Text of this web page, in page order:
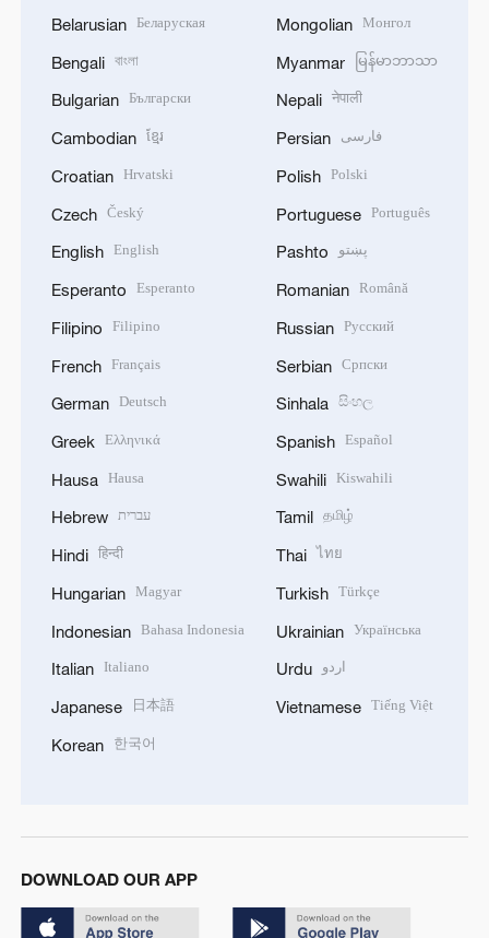
Belarusian Беларуская
Bengali বাংলা
Bulgarian Български
Cambodian ខ្មែរ
Croatian Hrvatski
Czech Český
English English
Esperanto Esperanto
Filipino Filipino
French Français
German Deutsch
Greek Ελληνικά
Hausa Hausa
Hebrew עברית
Hindi हिन्दी
Hungarian Magyar
Indonesian Bahasa Indonesia
Italian Italiano
Japanese 日本語
Korean 한국어
Mongolian Монгол
Myanmar မြန်မာဘာသာ
Nepali नेपाली
Persian فارسی
Polish Polski
Portuguese Português
Pashto پښتو
Romanian Română
Russian Русский
Serbian Српски
Sinhala සිංහල
Spanish Español
Swahili Kiswahili
Tamil தமிழ்
Thai ไทย
Turkish Türkçe
Ukrainian Українська
Urdu اردو
Vietnamese Tiếng Việt
DOWNLOAD OUR APP